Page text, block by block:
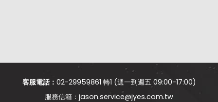
客服電話： 02-29959861 轉1 (週一到週五 09:00-17:00)
jason.service@jyes.com.tw